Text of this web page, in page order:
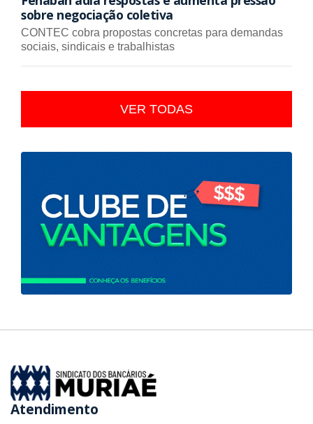
sobre negociação coletiva
CONTEC cobra propostas concretas para demandas
sociais, sindicais e trabalhistas
VER TODAS
Atendimento